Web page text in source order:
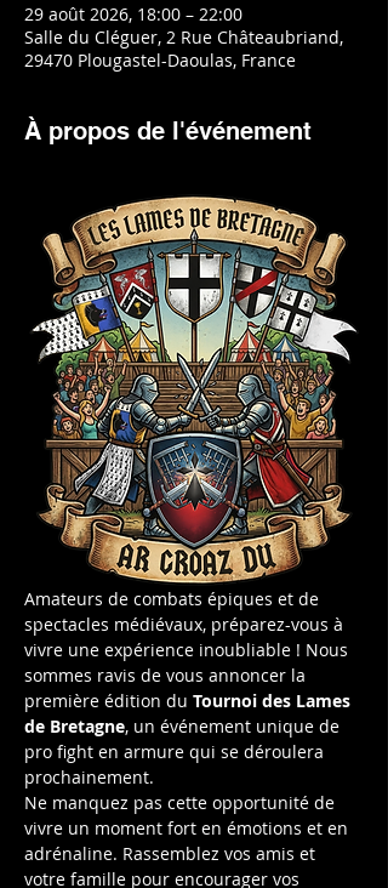
29 août 2026, 18:00 – 22:00
Salle du Cléguer, 2 Rue Châteaubriand,
29470 Plougastel-Daoulas, France
À propos de l'événement
Amateurs de combats épiques et de
spectacles médiévaux, préparez-vous à
vivre une expérience inoubliable ! Nous
sommes ravis de vous annoncer la
première édition du Tournoi des Lames
de Bretagne, un événement unique de
pro fight en armure qui se déroulera
prochainement.
Ne manquez pas cette opportunité de
vivre un moment fort en émotions et en
adrénaline. Rassemblez vos amis et
votre famille pour encourager vos